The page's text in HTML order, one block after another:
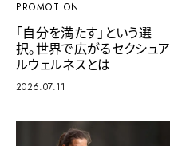
PROMOTION
「自分を満たす」という選
択。世界で広がるセクシュア
ルウェルネスとは
2026.07.11